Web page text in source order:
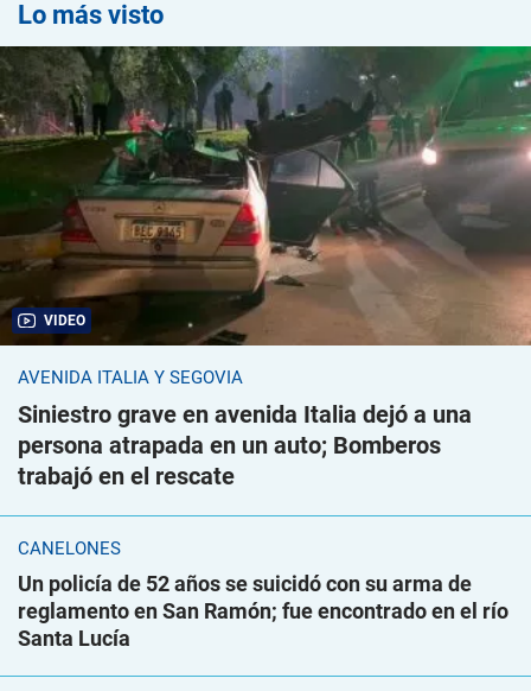
Lo más visto
VIDEO
AVENIDA ITALIA Y SEGOVIA
Siniestro grave en avenida Italia dejó a una
persona atrapada en un auto; Bomberos
trabajó en el rescate
CANELONES
Un policía de 52 años se suicidó con su arma de
reglamento en San Ramón; fue encontrado en el río
Santa Lucía